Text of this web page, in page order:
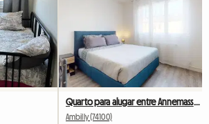
Quarto para alugar entre Annemasse e Genebra
Ambilly (74100)